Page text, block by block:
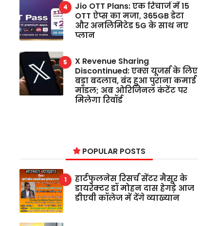
Jio OTT Plans: एक रिचार्ज में 15
OTT ऐप्स का मजा, 365GB डेटा
और अनलिमिटेड 5G के साथ नए
प्लान
X Revenue Sharing
Discontinued: एक्स यूजर्स के लिए
बड़ा बदलाव, बंद हुआ पुराना कमाई
मॉडल; अब ओरिजिनल कंटेंट पर
मिलेगा रिवॉर्ड
POPULAR POSTS
हार्टफुलनेस रिसर्च सेंटर मैसूर के
डायरेक्टर डॉ मोहन दास हेगड़े आज
डीएवी कॉलेज में देंगे व्याख्यान